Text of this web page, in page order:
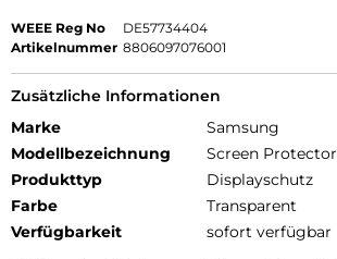
WEEE Reg No
DE57734404
Artikelnummer 8806097076001
Zusätzliche Informationen
Marke
Samsung
Modellbezeichnung
Screen Protector
Produkttyp
Displayschutz
Farbe
Transparent
Verfügbarkeit
sofort verfügbar